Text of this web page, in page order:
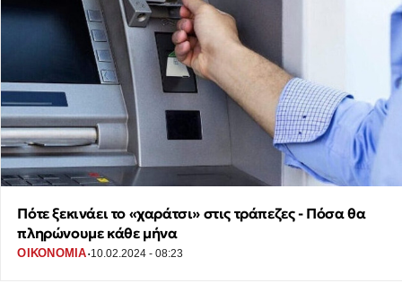
Πότε ξεκινάει το «χαράτσι» στις τράπεζες - Πόσα θα
πληρώνουμε κάθε μήνα
ΟΙΚΟΝΟΜΙΑ·10.02.2024 - 08:23